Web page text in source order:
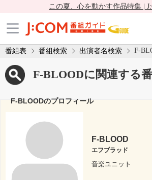
この夏、心を動かす作品特集 |
番組表 番組検索 出演者名検索 F-
F-BLOODに関連する
F-BLOODのプロフィール
F-BLOOD
エフブラッド
音楽ユニット